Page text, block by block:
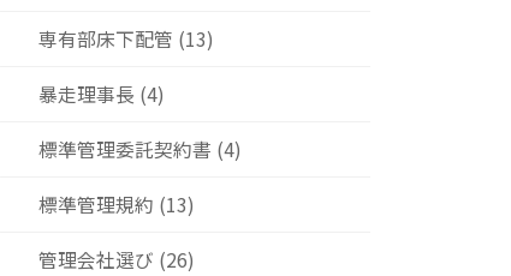
専有部床下配管 (13)
暴走理事長 (4)
標準管理委託契約書 (4)
標準管理規約 (13)
管理会社選び (26)